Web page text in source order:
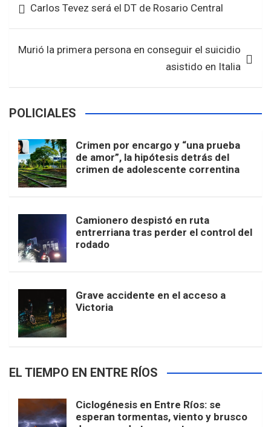
o
o
k
A
p
p
de
entradas
Carlos Tevez será el DT de Rosario Central
Murió la primera persona en conseguir el suicidio
asistido en Italia
POLICIALES
Crimen por encargo y “una prueba
de amor”, la hipótesis detrás del
crimen de adolescente correntina
Camionero despistó en ruta
entrerriana tras perder el control del
rodado
Grave accidente en el acceso a
Victoria
EL TIEMPO EN ENTRE RÍOS
Ciclogénesis en Entre Ríos: se
esperan tormentas, viento y brusco